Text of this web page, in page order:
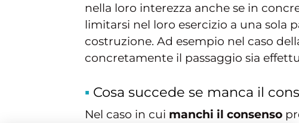
nella loro interezza anche se in
limitarsi nel loro esercizio a una sola
costruzione. Ad esempio nel caso
concretamente il passaggio sia
Cosa succede se manca il
Nel caso in cui manchi il consenso